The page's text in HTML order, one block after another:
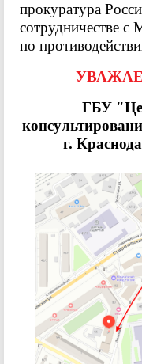
прокуратура
сотрудничестве с
по
ГБУ
г.